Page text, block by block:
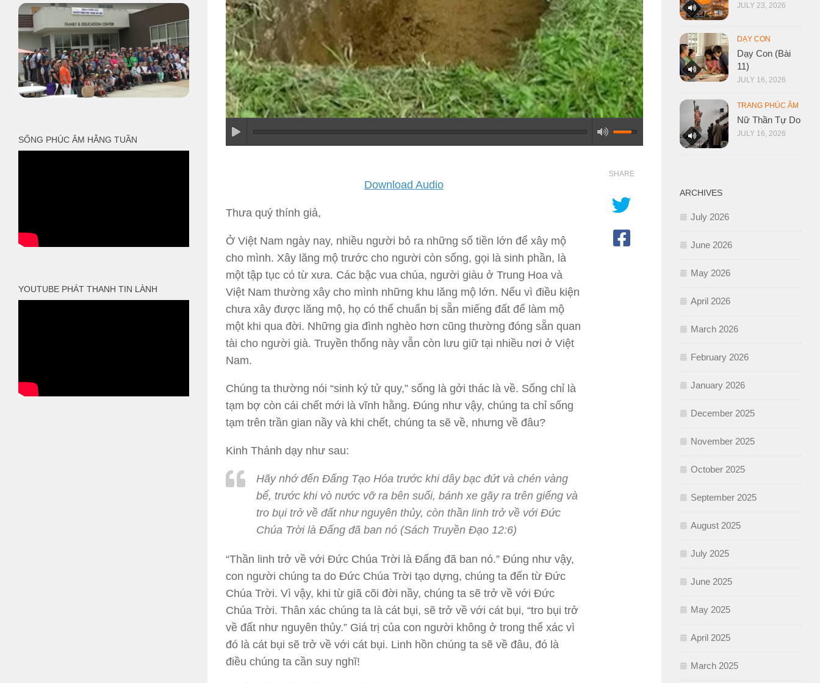
Download Audio
Thưa quý thính giả,
Ở Việt Nam ngày nay, nhiều người bỏ ra những số tiền lớn để xây mộ
cho mình. Xây lăng mộ trước cho người còn sống, gọi là sinh phần, là
một tập tục có từ xưa. Các bậc vua chúa, người giàu ở Trung Hoa và
Việt Nam thường xây cho mình những khu lăng mộ lớn. Nếu vì điều kiện
chưa xây được lăng mộ, họ có thể chuẩn bị sẵn miếng đất để làm mộ
một khi qua đời. Những gia đình nghèo hơn cũng thường đóng sẵn quan
tài cho người già. Truyền thống này vẫn còn lưu giữ tại nhiều nơi ở Việt
Nam.
Chúng ta thường nói “sinh ký tử quy,” sống là gởi thác là về. Sống chỉ là
tạm bợ còn cái chết mới là vĩnh hằng. Đúng như vậy, chúng ta chỉ sống
tạm trên trần gian nầy và khi chết, chúng ta sẽ về, nhưng về đâu?
Kinh Thánh dạy như sau:
Hãy nhớ đến Đấng Tạo Hóa trước khi dây bạc đứt và chén vàng
bể, trước khi vò nước vỡ ra bên suối, bánh xe gãy ra trên giếng và
tro bụi trở về đất như nguyên thủy, còn thần linh trở về với Đức
Chúa Trời là Đấng đã ban nó (Sách Truyền Đạo 12:6)
“Thần linh trở về với Đức Chúa Trời là Đấng đã ban nó.” Đúng như vậy,
con người chúng ta do Đức Chúa Trời tạo dựng, chúng ta đến từ Đức
Chúa Trời. Vì vậy, khi từ giã cõi đời nầy, chúng ta sẽ trở về với Đức
Chúa Trời. Thân xác chúng ta là cát bụi, sẽ trở về với cát bụi, “tro bụi trở
về đất như nguyên thủy.” Giá trị của con người không ở trong thể xác vì
đó là cát bụi sẽ trở về với cát bụi. Linh hồn chúng ta sẽ về đâu, đó là
điều chúng ta cần suy nghĩ!
SHARE
SỐNG PHÚC ÂM HẰNG TUẦN
YOUTUBE PHÁT THANH TIN LÀNH
JULY 23, 2026
DẠY CON
Dạy Con (Bài
11)
JULY 16, 2026
TRANG PHÚC ÂM
Nữ Thần Tự Do
JULY 16, 2026
ARCHIVES
July 2026
June 2026
May 2026
April 2026
March 2026
February 2026
January 2026
December 2025
November 2025
October 2025
September 2025
August 2025
July 2025
June 2025
May 2025
April 2025
March 2025